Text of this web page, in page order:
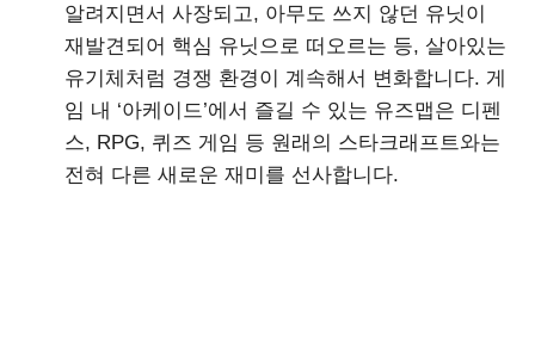
알려지면서 사장되고, 아무도 쓰지 않던 유닛이
재발견되어 핵심 유닛으로 떠오르는 등, 살아있는
유기체처럼 경쟁 환경이 계속해서 변화합니다. 게
임 내 ‘아케이드’에서 즐길 수 있는 유즈맵은 디펜
스, RPG, 퀴즈 게임 등 원래의 스타크래프트와는
전혀 다른 새로운 재미를 선사합니다.